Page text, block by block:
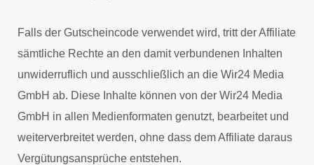
Falls der Gutscheincode verwendet wird, tritt der Affiliate
sämtliche Rechte an den damit verbundenen Inhalten
unwiderruflich und ausschließlich an die Wir24 Media
GmbH ab. Diese Inhalte können von der Wir24 Media
GmbH in allen Medienformaten genutzt, bearbeitet und
weiterverbreitet werden, ohne dass dem Affiliate daraus
Vergütungsansprüche entstehen.